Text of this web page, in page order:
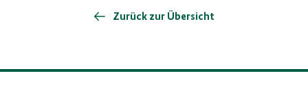
Zurück zur Übersicht